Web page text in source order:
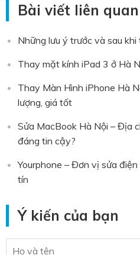
Bài viết liên quan
Những lưu ý trước và sau
Thay mặt kính iPad 3 ở Hà
Thay Màn Hình iPhone Hà
lượng, giá tốt
Sửa MacBook Hà Nội – Địa
đáng tin cậy?
Yourphone – Đơn vị sửa
tín
Ý kiến của bạn